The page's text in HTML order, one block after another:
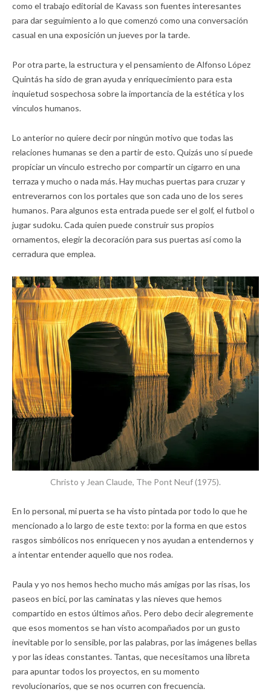
como el trabajo editorial de Kavass son fuentes interesantes
para dar seguimiento a lo que comenzó como una conversación
casual en una exposición un jueves por la tarde.
Por otra parte, la estructura y el pensamiento de Alfonso López
Quintás ha sido de gran ayuda y enriquecimiento para esta
inquietud sospechosa sobre la importancia de la estética y los
vínculos humanos.
Lo anterior no quiere decir por ningún motivo que todas las
relaciones humanas se den a partir de esto. Quizás uno sí puede
propiciar un vínculo estrecho por compartir un cigarro en una
terraza y mucho o nada más. Hay muchas puertas para cruzar y
entreverarnos con los portales que son cada uno de los seres
humanos. Para algunos esta entrada puede ser el golf, el futbol o
jugar sudoku. Cada quien puede construir sus propios
ornamentos, elegir la decoración para sus puertas así como la
cerradura que emplea.
Christo y Jean Claude, The Pont Neuf (1975).
En lo personal, mi puerta se ha visto pintada por todo lo que he
mencionado a lo largo de este texto: por la forma en que estos
rasgos simbólicos nos enriquecen y nos ayudan a entendernos y
a intentar entender aquello que nos rodea.
Paula y yo nos hemos hecho mucho más amigas por las risas, los
paseos en bici, por las caminatas y las nieves que hemos
compartido en estos últimos años. Pero debo decir alegremente
que esos momentos se han visto acompañados por un gusto
inevitable por lo sensible, por las palabras, por las imágenes bellas
y por las ideas constantes. Tantas, que necesitamos una libreta
para apuntar todos los proyectos, en su momento
revolucionarios, que se nos ocurren con frecuencia.